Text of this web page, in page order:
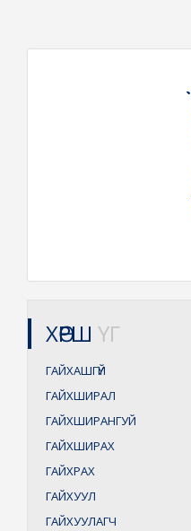
ХӨРШ ҮГ
ГАЙХАШГҮЙ
ГАЙХШИРАЛ
ГАЙХШИРАНГУЙ
ГАЙХШИРАХ
ГАЙХРАХ
ГАЙХУУЛ
ГАЙХУУЛАГЧ